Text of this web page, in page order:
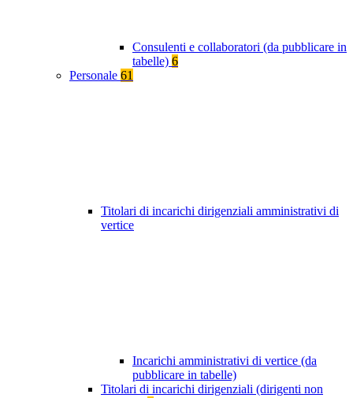
Consulenti e collaboratori (da pubblicare in
tabelle) 6
Personale 61
Titolari di incarichi dirigenziali amministrativi di
vertice
Incarichi amministrativi di vertice (da
pubblicare in tabelle)
Titolari di incarichi dirigenziali (dirigenti non